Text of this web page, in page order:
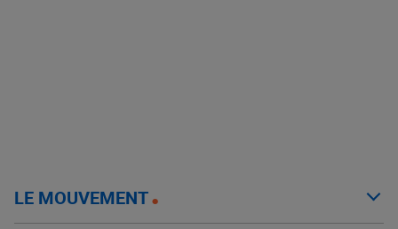
LE MOUVEMENT